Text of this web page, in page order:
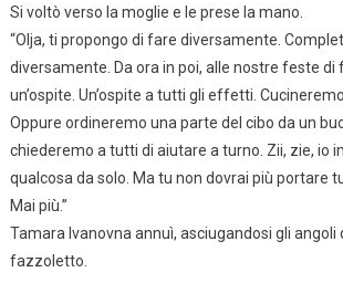
Si voltò verso la moglie e le prese la mano.
“Olja, ti propongo di fare diversamente.
diversamente. Da ora in poi, alle nostre feste di
un’ospite. Un’ospite a tutti gli effetti.
Oppure ordineremo una parte del cibo da un
chiederemo a tutti di aiutare a turno. Zii, zie, io
qualcosa da solo. Ma tu non dovrai più portare
Mai più.”
Tamara Ivanovna annuì, asciugandosi gli angoli
fazzoletto.